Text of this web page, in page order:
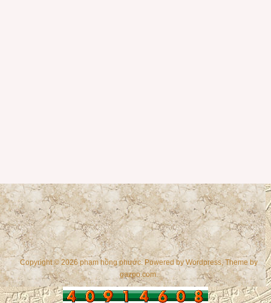
Copyright © 2026 phạm hồng phước. Powered byWordpress, Theme by
gazpo.com.